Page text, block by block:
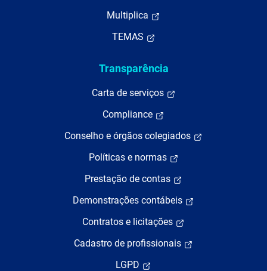
Multiplica
TEMAS
Transparência
Carta de serviços
Compliance
Conselho e órgãos colegiados
Políticas e normas
Prestação de contas
Demonstrações contábeis
Contratos e licitações
Cadastro de profissionais
LGPD